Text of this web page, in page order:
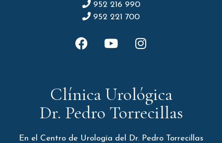
952 216 990
952 221 700
Clínica Urológica
Dr. Pedro Torrecillas
En el Centro de Urología del Dr. Pedro Torrecillas